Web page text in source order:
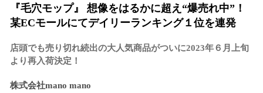
『毛穴モップ』 想像をはるかに超え“爆売れ中”！
某ECモールにてデイリーランキング１位を連発
店頭でも売り切れ続出の大人気商品がついに2023年６月上旬
より再入荷決定！
株式会社mano mano